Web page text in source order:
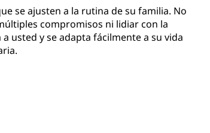
se ajusten a la rutina de su familia. No
compromisos ni lidiar con la
usted y se adapta fácilmente a su vida